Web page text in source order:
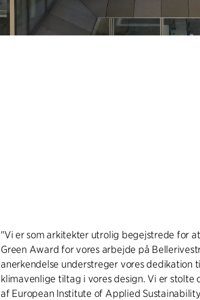
"Vi er som arkitekter utrolig begejstrede for
Green Award for vores arbejde på
anerkendelse understreger vores dedikation
klimavenlige tiltag i vores design. Vi er stolte
af European Institute of Applied